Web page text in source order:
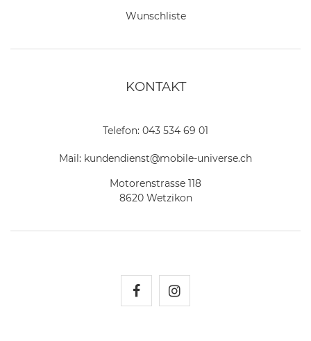
Wunschliste
KONTAKT
Telefon: 043 534 69 01
Mail: kundendienst@mobile-universe.ch
Motorenstrasse 118
8620 Wetzikon